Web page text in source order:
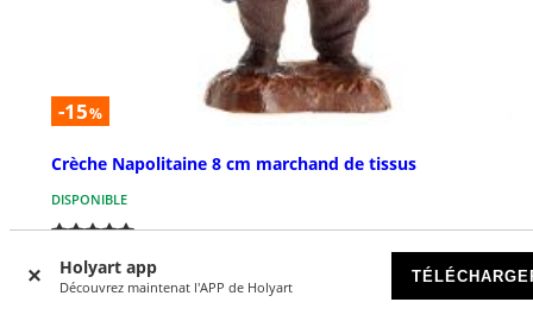
Holyart app
Découvrez maintenat l'APP de Holyart
-15%
Crèche Napolitaine 8 cm marchand de tissus
DISPONIBLE
€ 16,90 € 19,90